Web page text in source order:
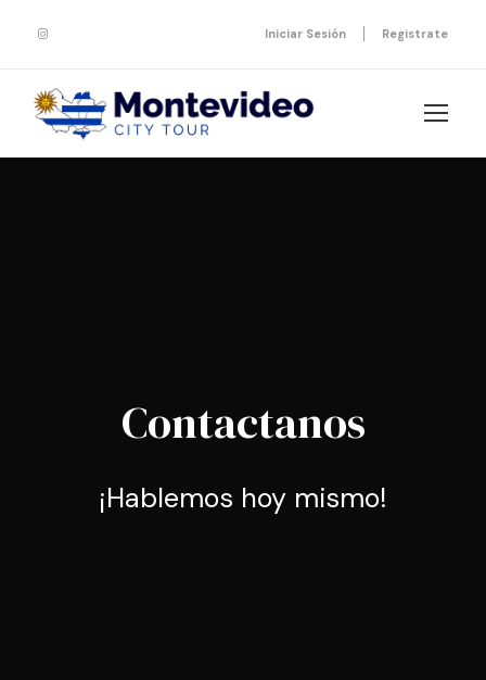
Iniciar Sesión Registrate
Contactanos
¡Hablemos hoy mismo!